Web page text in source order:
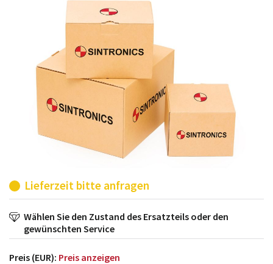
möglich. SINTRONICS ist dann ihr Partner, der
entweder die alten Baugruppen technisch hochwertig
repariert oder ihnen die abgekündigten Baugruppen
aus dem eigenen Lager ersetzt.
Lieferzeit bitte anfragen
Wählen Sie den Zustand des Ersatzteils oder den
gewünschten Service
Preis (EUR): Preis anzeigen